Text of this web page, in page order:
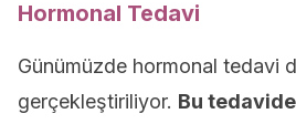
Hormonal Tedavi
Günümüzde hormonal tedavi
gerçekleştiriliyor. Bu